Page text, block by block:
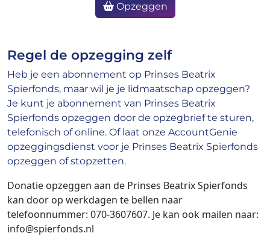
Opzeggen
Regel de opzegging zelf
Heb je een abonnement op Prinses Beatrix
Spierfonds, maar wil je je lidmaatschap opzeggen?
Je kunt je abonnement van Prinses Beatrix
Spierfonds opzeggen door de opzegbrief te sturen,
telefonisch of online. Of laat onze AccountGenie
opzeggingsdienst voor je Prinses Beatrix Spierfonds
opzeggen of stopzetten.
Donatie opzeggen aan de Prinses Beatrix Spierfonds
kan door op werkdagen te bellen naar
telefoonnummer: 070-3607607. Je kan ook mailen naar:
info@spierfonds.nl